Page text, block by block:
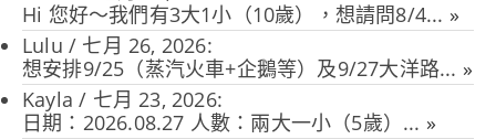
Hi 您好～我們有3大1小（10歲），想請問8/4... »
Lulu / 七月 26, 2026:
想安排9/25（蒸汽火車+企鵝等）及9/27大洋路... »
Kayla / 七月 23, 2026:
日期：2026.08.27 人數：兩大一小（5歲）... »